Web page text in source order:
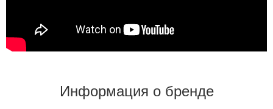
Информация о бренде